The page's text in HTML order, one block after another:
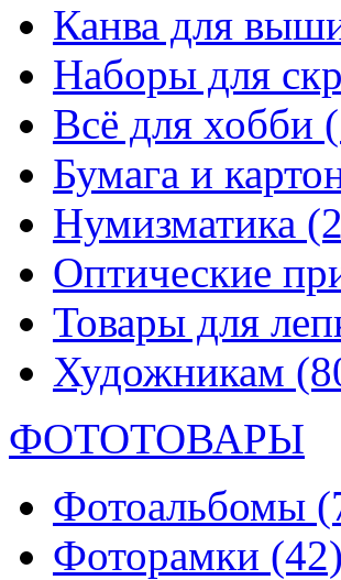
Канва для
Наборы для
Всё для хобби
Бумага и
Нумизматика
Оптические
Товары для
Художникам
ФОТОТОВАРЫ
Фотоальбомы
Фоторамки (42)